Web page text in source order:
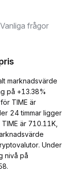
Vanliga frågor
marknadsvärde
på +13.38%
TIME är
24 timmar ligger
är 710.11K,
Under
nivå på